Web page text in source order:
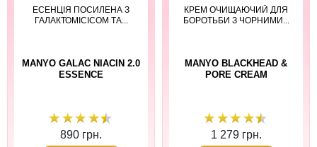
ЕСЕНЦІЯ ПОСИЛЕНА З
ГАЛАКТОМІСІСОМ ТА...
MANYO GALAC NIACIN 2.0
ESSENCE
890 грн.
КРЕМ ОЧИЩАЮЧИЙ ДЛЯ
БОРОТЬБИ З ЧОРНИМИ...
MANYO BLACKHEAD &
PORE CREAM
1 279 грн.